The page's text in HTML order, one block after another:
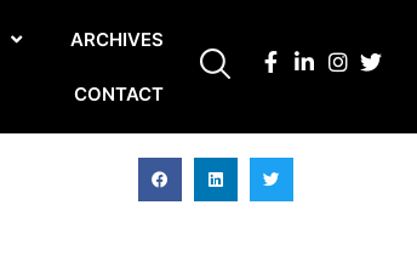
ARCHIVES
CONTACT